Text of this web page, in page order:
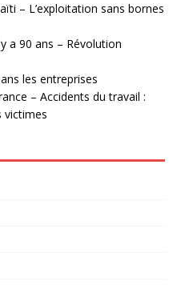
– L’exploitation sans bornes
a 90 ans – Révolution
les entreprises
– Accidents du travail :
victimes